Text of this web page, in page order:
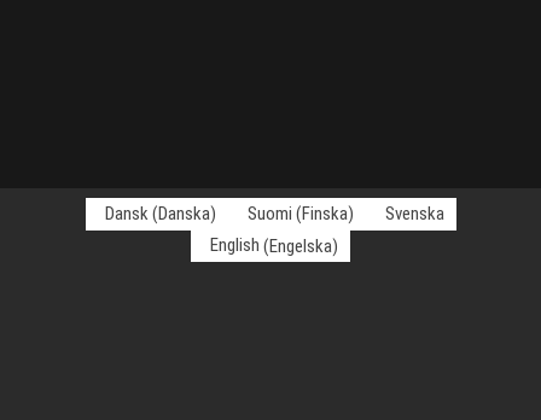
Dansk (Danska) Suomi (Finska)
Svenska
English (Engelska)